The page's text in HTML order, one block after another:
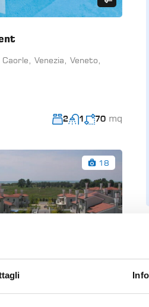
Venezia, Veneto,
2 1 70 mq
18